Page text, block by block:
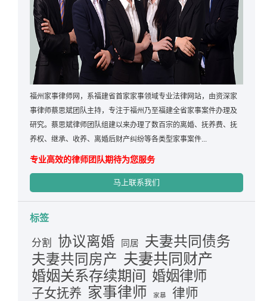
福州家事律师网，系福建省首家家事领域专业法律网站，由资深家
事律师蔡思斌团队主持，专注于福州乃至福建全省家事案件办理及
研究。蔡思斌律师团队组建以来办理了数百宗的离婚、抚养费、抚
养权、继承、收养、离婚后财产纠纷等各类型家事案件...
专业高效的律师团队期待为您服务
马上联系我们
标签
分割 协议离婚 同居 夫妻共同债务
夫妻共同房产 夫妻共同财产
婚姻关系存续期间 婚姻律师
子女抚养 家事律师 家暴 律师